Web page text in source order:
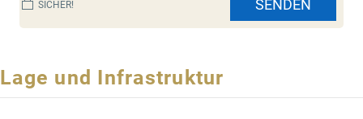
SICHER! SENDEN
Lage und Infrastruktur